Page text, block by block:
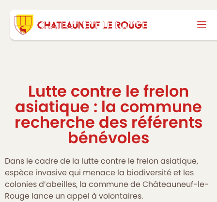
Lutte contre le frelon
asiatique : la commune
recherche des référents
bénévoles
Dans le cadre de la lutte contre le frelon asiatique,
espèce invasive qui menace la biodiversité et les
colonies d’abeilles, la commune de Châteauneuf-le-
Rouge lance un appel à volontaires.